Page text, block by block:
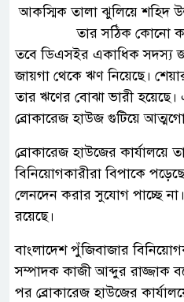
আকস্মিক তালা ঝুলিয়ে শহিদ
তার সঠিক কোনো
তবে ডিএসইর একাধিক সদস্য
জায়গা থেকে ঋণ নিয়েছে।
তার ঋণের বোঝা ভারী
ব্রোকারেজ হাউজ গুটিয়ে
ব্রোকারেজ হাউজের কার্যালয়ে
বিনিয়োগকারীরা বিপাকে
লেনদেন করার সুযোগ পাচ্ছে
রয়েছে।
বাংলাদেশ পুঁজিবাজার
সম্পাদক কাজী আব্দুর রাজ্জাক
পর ব্রোকারেজ হাউজের